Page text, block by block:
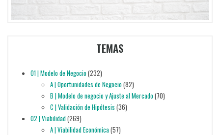
TEMAS
01 | Modelo de Negocio(232)
A | Oportunidades de Negocio(82)
B | Modelo de negocio y Ajuste al Mercado(70)
C | Validación de Hipótesis (36)
02 | Viabilidad(269)
A | Viabilidad Económica(57)